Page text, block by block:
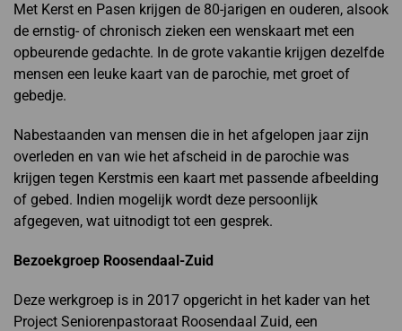
Met Kerst en Pasen krijgen de 80-jarigen en ouderen, alsook
de ernstig- of chronisch zieken een wenskaart met een
opbeurende gedachte. In de grote vakantie krijgen dezelfde
mensen een leuke kaart van de parochie, met groet of
gebedje.
Nabestaanden van mensen die in het afgelopen jaar zijn
overleden en van wie het afscheid in de parochie was
krijgen tegen Kerstmis een kaart met passende afbeelding
of gebed. Indien mogelijk wordt deze persoonlijk
afgegeven, wat uitnodigt tot een gesprek.
Bezoekgroep Roosendaal-Zuid
Deze werkgroep is in 2017 opgericht in het kader van het
Project Seniorenpastoraat Roosendaal Zuid, een